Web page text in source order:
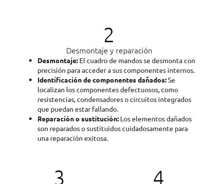
2
Desmontaje y reparación
Desmontaje: El cuadro de mandos se desmonta con
precisión para acceder a sus componentes internos.
Identificación de componentes dañados:Se
localizan los componentes defectuosos, como
resistencias, condensadores o circuitos integrados
que puedan estar fallando.
Reparación o sustitución: Los elementos dañados
son reparados o sustituidos cuidadosamente para
una reparación exitosa.
3 4